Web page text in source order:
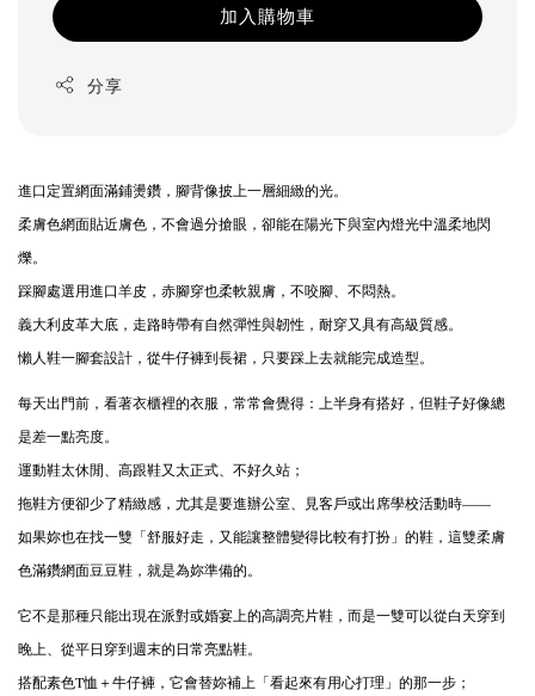
加入購物車
分享
進口定置網面滿鋪燙鑽，腳背像披上一層細緻的光。
柔膚色網面貼近膚色，不會過分搶眼，卻能在陽光下與室內燈光中溫柔地閃
爍。
踩腳處選用進口羊皮，赤腳穿也柔軟親膚，不咬腳、不悶熱。
義大利皮革大底，走路時帶有自然彈性與韌性，耐穿又具有高級質感。
懶人鞋一腳套設計，從牛仔褲到長裙，只要踩上去就能完成造型。
每天出門前，看著衣櫃裡的衣服，常常會覺得：上半身有搭好，但鞋子好像總
是差一點亮度。
運動鞋太休閒、高跟鞋又太正式、不好久站；
拖鞋方便卻少了精緻感，尤其是要進辦公室、見客戶或出席學校活動時——
如果妳也在找一雙「舒服好走，又能讓整體變得比較有打扮」的鞋，這雙柔膚
色滿鑽網面豆豆鞋，就是為妳準備的。
它不是那種只能出現在派對或婚宴上的高調亮片鞋，而是一雙可以從白天穿到
晚上、從平日穿到週末的日常亮點鞋。
搭配素色T恤＋牛仔褲，它會替妳補上「看起來有用心打理」的那一步；